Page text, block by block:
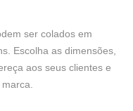
ser colados em
Escolha as dimensões,
aos seus clientes e